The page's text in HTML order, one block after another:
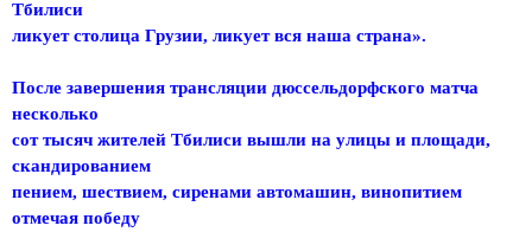
Тбилиси
ликует столица Грузии, ликует вся наша страна».
После завершения трансляции дюссельдорфского матча
несколько
сот тысяч жителей Тбилиси вышли на улицы и площади,
скандированием
пением, шествием, сиренами автомашин, винопитием
отмечая победу